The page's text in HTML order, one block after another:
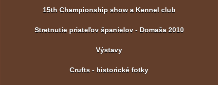
15th Championship show a Kennel club
Stretnutie priateľov španielov - Domaša 2010
Výstavy
Crufts - historické fotky